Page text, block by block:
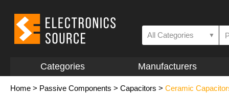
All Categories ▼
Categories Manufacturers
Home > Passive Components > Capacitors > Ceramic